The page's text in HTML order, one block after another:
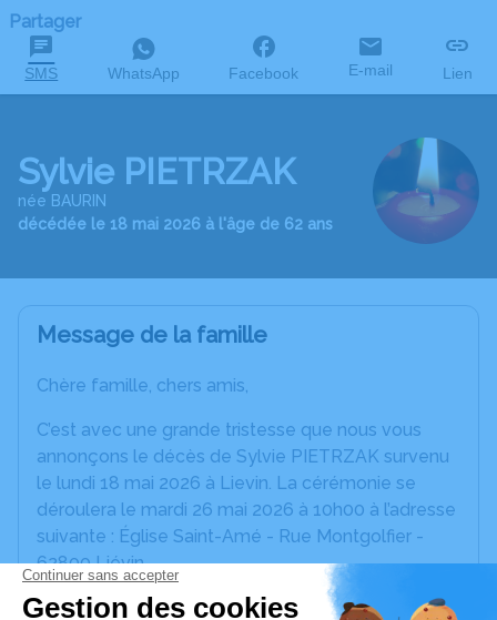
Partager
SMS WhatsApp Facebook E-mail Lien
Sylvie PIETRZAK
née BAURIN
décédée le 18 mai 2026 à l'âge de 62 ans
Message de la famille
Chère famille, chers amis,
C’est avec une grande tristesse que nous vous
annonçons le décès de Sylvie PIETRZAK survenu
le lundi 18 mai 2026 à Lievin. La cérémonie se
déroulera le mardi 26 mai 2026 à 10h00 à l’adresse
suivante : Église Saint-Amé - Rue Montgolfier -
62800 Liévin.
Nous vous invitons à utiliser cet espace pour